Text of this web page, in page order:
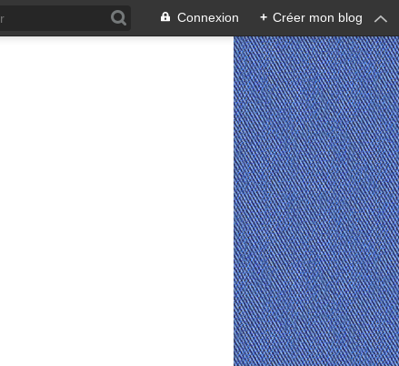
Connexion + Créer mon blog